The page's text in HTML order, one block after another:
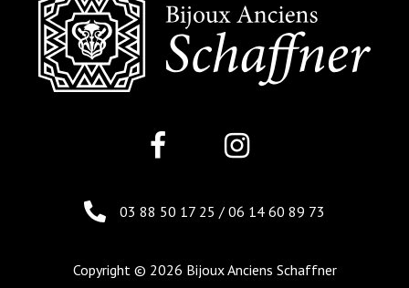
03 88 50 17 25 / 06 14 60 89 73
Copyright © 2026 Bijoux Anciens Schaffner